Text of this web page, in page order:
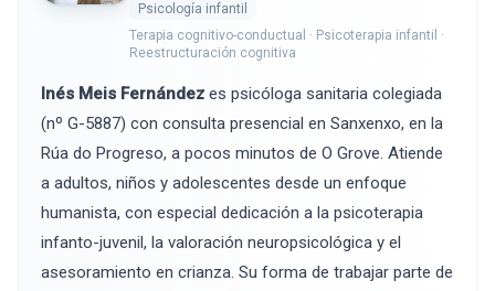
Psicología infantil
Terapia cognitivo-conductual · Psicoterapia infantil ·
Reestructuración cognitiva
Inés Meis Fernández es psicóloga sanitaria colegiada
(nº G-5887) con consulta presencial en Sanxenxo, en la
Rúa do Progreso, a pocos minutos de O Grove. Atiende
a adultos, niños y adolescentes desde un enfoque
humanista, con especial dedicación a la psicoterapia
infanto-juvenil, la valoración neuropsicológica y el
asesoramiento en crianza. Su forma de trabajar parte de